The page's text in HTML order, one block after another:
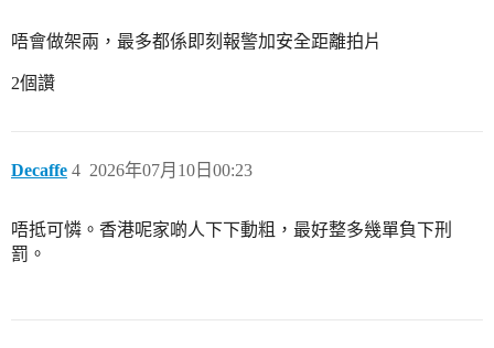
唔會做架兩，最多都係即刻報警加安全距離拍片
2個讚
Decaffe 2026年07月10日00:23
4
唔抵可憐。香港呢家啲人下下動粗，最好整多幾單負下刑
罰。